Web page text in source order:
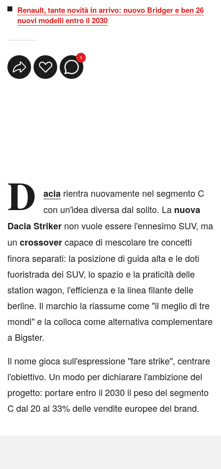
Renault, tante novità in arrivo: nuovo Bridger e ben 26
nuovi modelli entro il 2030
1
D acia rientra nuovamente nel segmento C
con un'idea diversa dal solito. La nuova
Dacia Striker non vuole essere l'ennesimo SUV, ma
un crossovercapace di mescolare tre concetti
finora separati: la posizione di guida alta e le doti
fuoristrada dei SUV, lo spazio e la praticità delle
station wagon, l'efficienza e la linea filante delle
berline. Il marchio la riassume come "il meglio di tre
mondi" e la colloca come alternativa complementare
a Bigster.
Il nome gioca sull'espressione "fare strike", centrare
l'obiettivo. Un modo per dichiarare l'ambizione del
progetto: portare entro il 2030 il peso del segmento
C dal 20 al 33% delle vendite europee del brand.